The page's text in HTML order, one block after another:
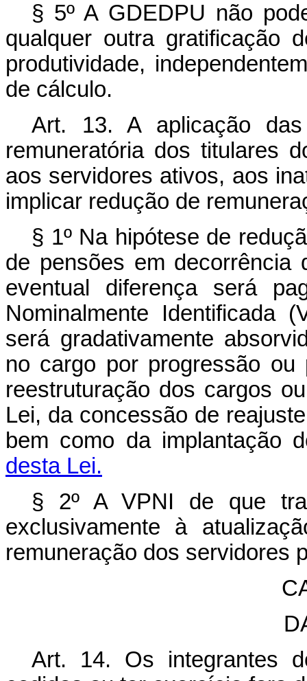
§ 5º A GDEDPU não
qualquer outra gratificação
produtividade,
de cálculo.
Art. 13. A aplicação
remuneratória dos titulares
aos servidores ativos, aos
implicar redução de
§ 1º Na hipótese de
de pensões em decorrência
eventual diferença será
Nominalmente Identificada
será gradativamente
no cargo por progressão ou
reestruturação dos cargos
Lei, da concessão de
bem como da implantação
desta Lei.
§ 2º A VPNI de que
exclusivamente à
remuneração dos servidores
Art. 14.
Os integrantes